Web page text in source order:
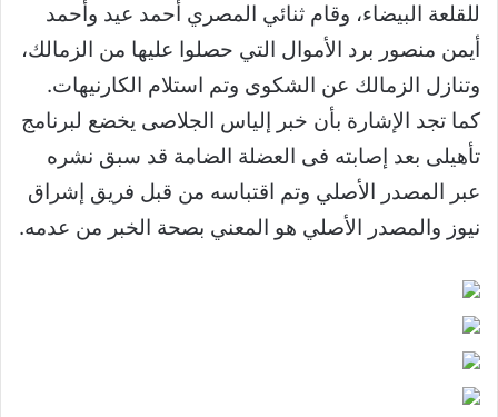
للقلعة البيضاء، وقام ثنائي المصري أحمد عيد وأحمد
أيمن منصور برد الأموال التي حصلوا عليها من الزمالك،
وتنازل الزمالك عن الشكوى وتم استلام الكارنيهات.
كما تجد الإشارة بأن خبر إلياس الجلاصى يخضع لبرنامج
تأهيلى بعد إصابته فى العضلة الضامة قد سبق نشره
عبر المصدر الأصلي وتم اقتباسه من قبل فريق إشراق
نيوز والمصدر الأصلي هو المعني بصحة الخبر من عدمه.